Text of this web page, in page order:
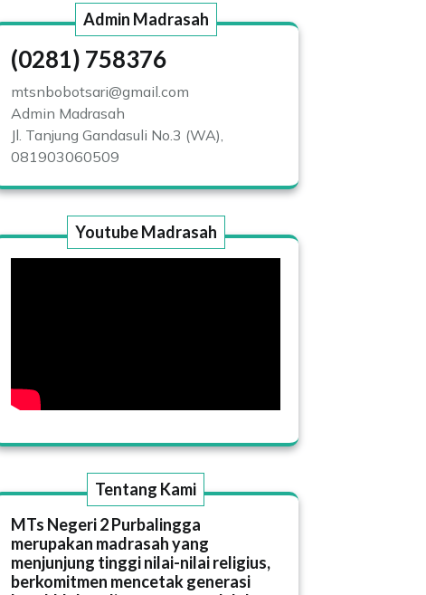
Admin Madrasah
(0281) 758376
mtsnbobotsari@gmail.com
Admin Madrasah
Jl. Tanjung Gandasuli No.3 (WA),
081903060509
Youtube Madrasah
Tentang Kami
MTs Negeri 2 Purbalingga
merupakan madrasah yang
menjunjung tinggi nilai-nilai religius,
berkomitmen mencetak generasi